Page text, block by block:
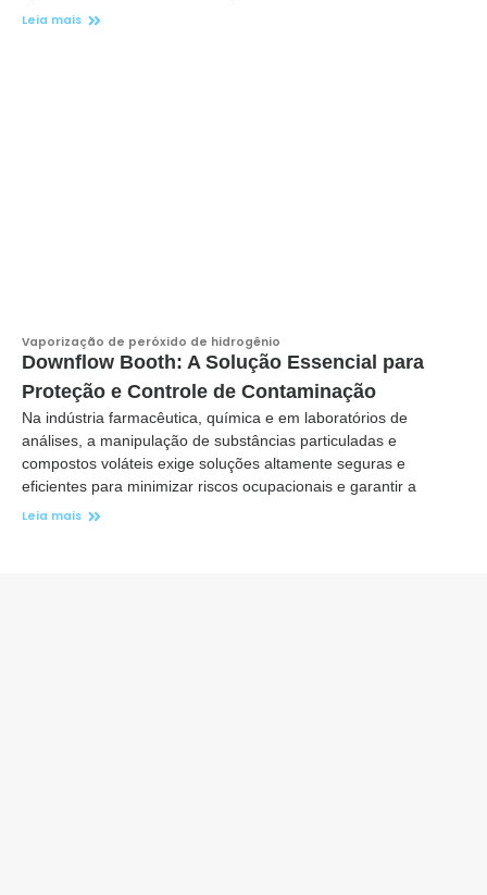
Leia mais
Vaporização de peróxido de hidrogênio
Downflow Booth: A Solução Essencial para
Proteção e Controle de Contaminação
Na indústria farmacêutica, química e em laboratórios de
análises, a manipulação de substâncias particuladas e
compostos voláteis exige soluções altamente seguras e
eficientes para minimizar riscos ocupacionais e garantir a
Leia mais